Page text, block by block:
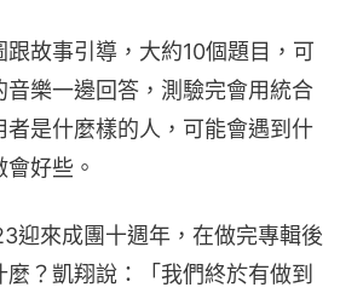
故事引導，大約10個題目，可
樂一邊回答，測驗完會用統合
是什麼樣的人，可能會遇到什
好些。
迎來成團十週年，在做完專輯後
？凱翔說：「我們終於有做到